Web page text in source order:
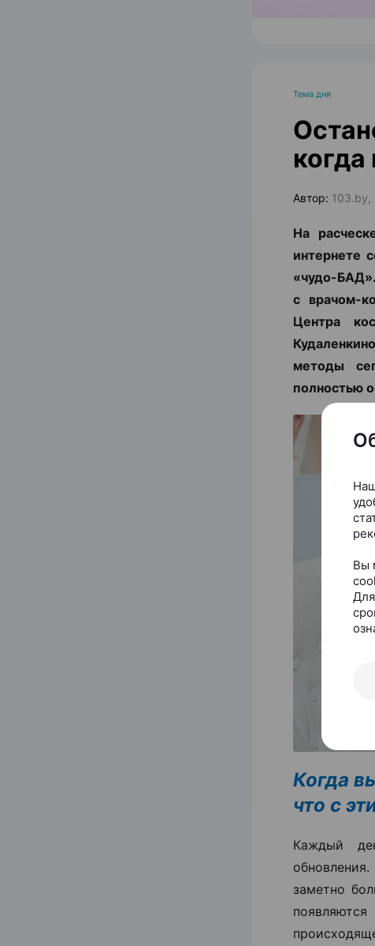
Тема дня
Автор: 103.by,
На
интернете
«чудо-
с врачом-
Центра
методы
полностью
Когда
что с
Каждый
заметно
Вы